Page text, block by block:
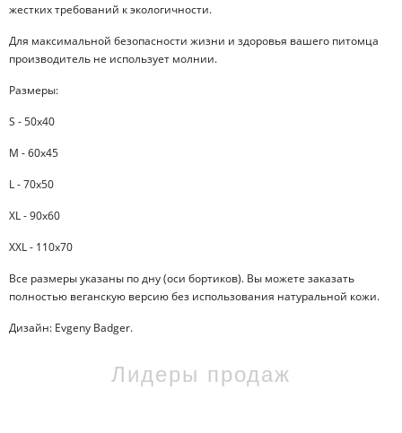
жестких требований к экологичности.
Для максимальной безопасности жизни и здоровья вашего питомца
производитель не использует молнии.
Размеры:
S - 50х40
M - 60x45
L - 70x50
XL - 90x60
XXL - 110x70
Все размеры указаны по дну (оси бортиков). Вы можете заказать
полностью веганскую версию без использования натуральной кожи.
Дизайн: Evgeny Badger.
Лидеры продаж